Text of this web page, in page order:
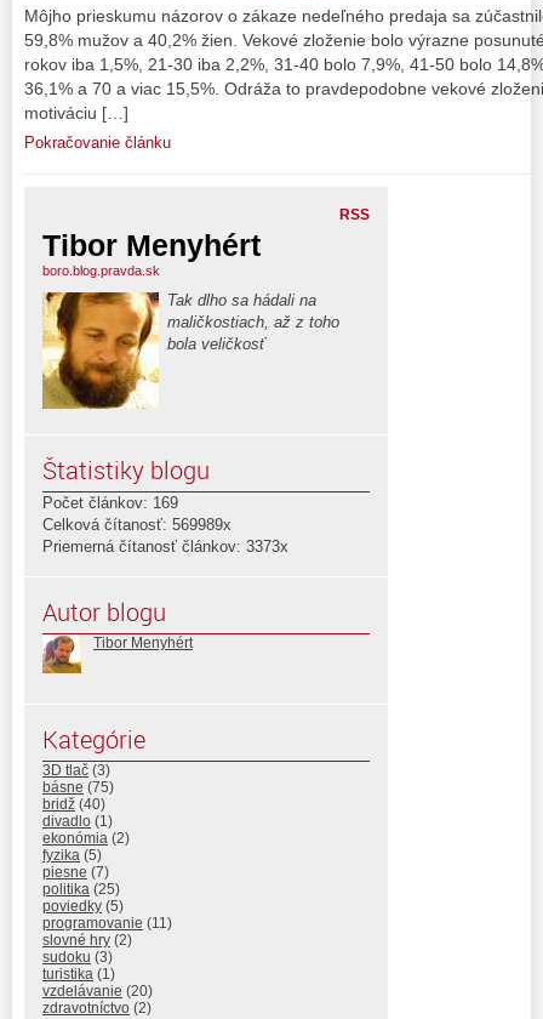
Môjho prieskumu názorov o zákaze nedeľného predaja sa
59,8% mužov a 40,2% žien. Vekové zloženie bolo výrazne
rokov iba 1,5%, 21-30 iba 2,2%, 31-40 bolo 7,9%, 41-50 bolo
36,1% a 70 a viac 15,5%. Odráža to pravdepodobne vekové
motiváciu […]
Pokračovanie článku
RSS
Tibor Menyhért
boro.blog.pravda.sk
Tak dlho sa hádali na
maličkostiach, až z toho
bola veličkosť
Štatistiky blogu
Počet článkov: 169
Celková čítanosť: 569989x
Priemerná čítanosť článkov: 3373x
Autor blogu
Tibor Menyhért
Kategórie
3D tlač (3)
básne (75)
bridž (40)
divadlo (1)
ekonómia (2)
fyzika (5)
piesne (7)
politika (25)
poviedky (5)
programovanie (11)
slovné hry (2)
sudoku (3)
turistika (1)
vzdelávanie (20)
zdravotníctvo (2)